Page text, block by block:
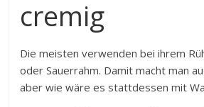
cremig
Die meisten verwenden bei ihrem
oder Sauerrahm. Damit macht man
aber wie wäre es stattdessen mit